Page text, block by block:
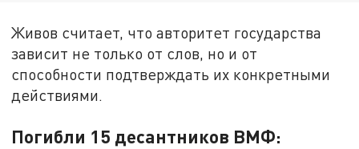
Живов считает, что авторитет государства
зависит не только от слов, но и от
способности подтверждать их конкретными
действиями.
Погибли 15 десантников ВМФ: